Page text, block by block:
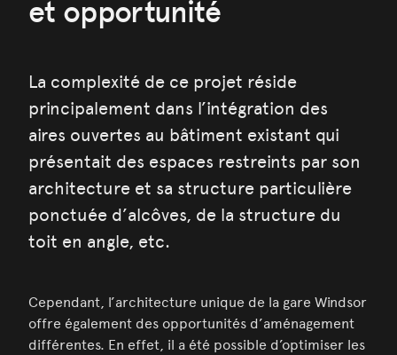
et opportunité
La complexité de ce projet réside
principalement dans l’intégration des
aires ouvertes au bâtiment existant qui
présentait des espaces restreints par son
architecture et sa structure particulière
ponctuée d’alcôves, de la structure du
toit en angle, etc.
Cependant, l’architecture unique de la gare Windsor
offre également des opportunités d’aménagement
différentes. En effet, il a été possible d’optimiser les